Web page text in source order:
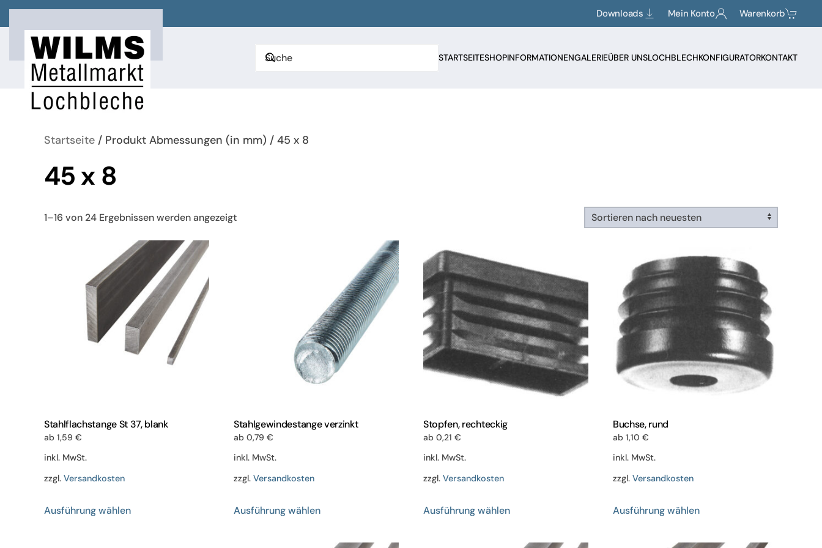
Zum Hauptinhalt springen
Downloads Mein Konto Warenkorb
STARTSEITESHOPINFORMATIONENGALERIEÜBER UNSLOCHBLECHKONFIGURATORKONTAKT
Startseite / Produkt Abmessungen (in mm) / 45 x 8
45 x 8
1–16 von 24 Ergebnissen werden angezeigtNach
Stahlflachstange St 37, blank
ab 1,59 €
inkl. MwSt.
zzgl. Versandkosten
Ausführung wählenProdukt
Stahlgewindestange verzinkt
ab 0,79 €
inkl. MwSt.
zzgl. Versandkosten
Ausführung wählenProdukt
mehrere
Stopfen, rechteckig
ab 0,21 €
inkl. MwSt.
zzgl. Versandkosten
Ausführung wählenProdukt
mehrere
Buchse, rund
ab 1,10 €
inkl. MwSt.
zzgl. Versandkosten
Ausführung wählenProdukt
mehrere